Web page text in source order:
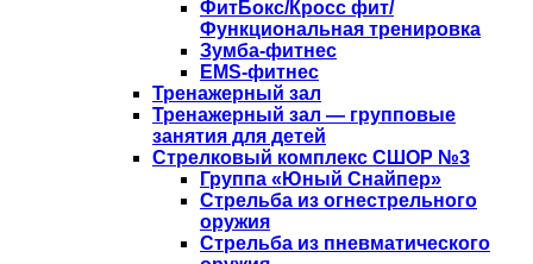
ФитБокс/Кросс фит/
Функциональная тренировка
Зумба-фитнес
EMS-фитнес
Тренажерный зал
Тренажерный зал — групповые
занятия для детей
Стрелковый комплекс СШОР №3
Группа «Юный Снайпер»
Стрельба из огнестрельного
оружия
Стрельба из пневматического